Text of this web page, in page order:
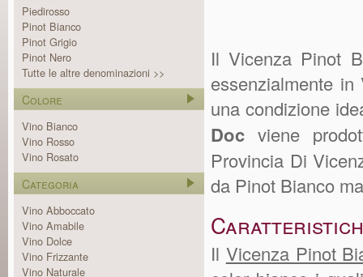
Piedirosso
Pinot Bianco
Pinot Grigio
Pinot Nero
Tutte le altre denominazioni >>
Colore
Vino Bianco
Vino Rosso
Vino Rosato
Categoria
Vino Abboccato
Vino Amabile
Vino Dolce
Vino Frizzante
Vino Naturale
Il Vicenza Pinot
essenzialmente
una condizione
Doc viene
Provincia Di
da Pinot Bianco
Il Vicenza Pinot